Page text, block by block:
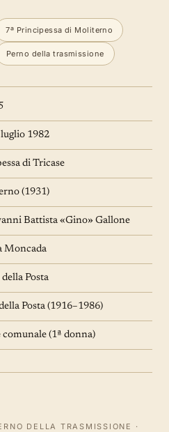
7ª Principessa di Moliterno
Perno della trasmissione
1982
di Tricase
(1931)
Battista «Gino» Gallone
Moncada
Posta
Posta (1916–1986)
(1ª donna)
DELLA TRASMISSIONE ·